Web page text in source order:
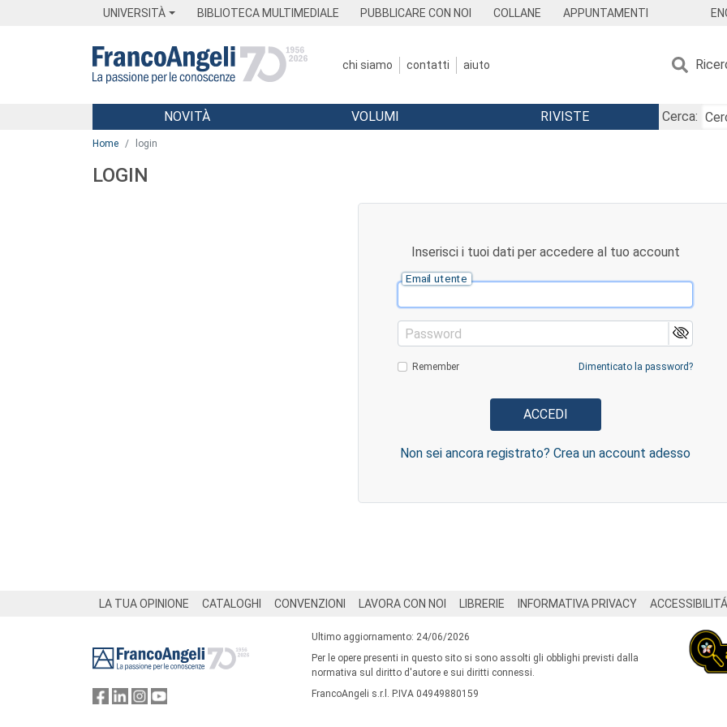
UNIVERSITÀ BIBLIOTECA MULTIMEDIALE PUBBLICARE CON NOI COLLANE APPUNTAMENTI
chi siamo contatti aiuto
Menu
NOVITÀ VOLUMI RIVISTE
Cerca:
Home login
LOGIN
Inserisci i tuoi dati per accedere al tuo account
Email utente
Password
Remember Dimenticato la password?
Non sei ancora registrato? Crea un account adesso
LA TUA OPINIONE CATALOGHI CONVENZIONI LAVORA CON NOI LIBRERIE INFORMATIVA PRIVACY ACCESSIBILITÁ
Ultimo aggiornamento: 24/06/2026
Per le opere presenti in questo sito si sono assolti gli obblighi previsti dalla
normativa sul diritto d'autore e sui diritti connessi.
FrancoAngeli s.r.l. P.IVA 04949880159